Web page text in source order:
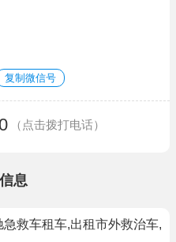
复制微信号
（点击拨打电话）
息
救车租车,出租市外救治车,